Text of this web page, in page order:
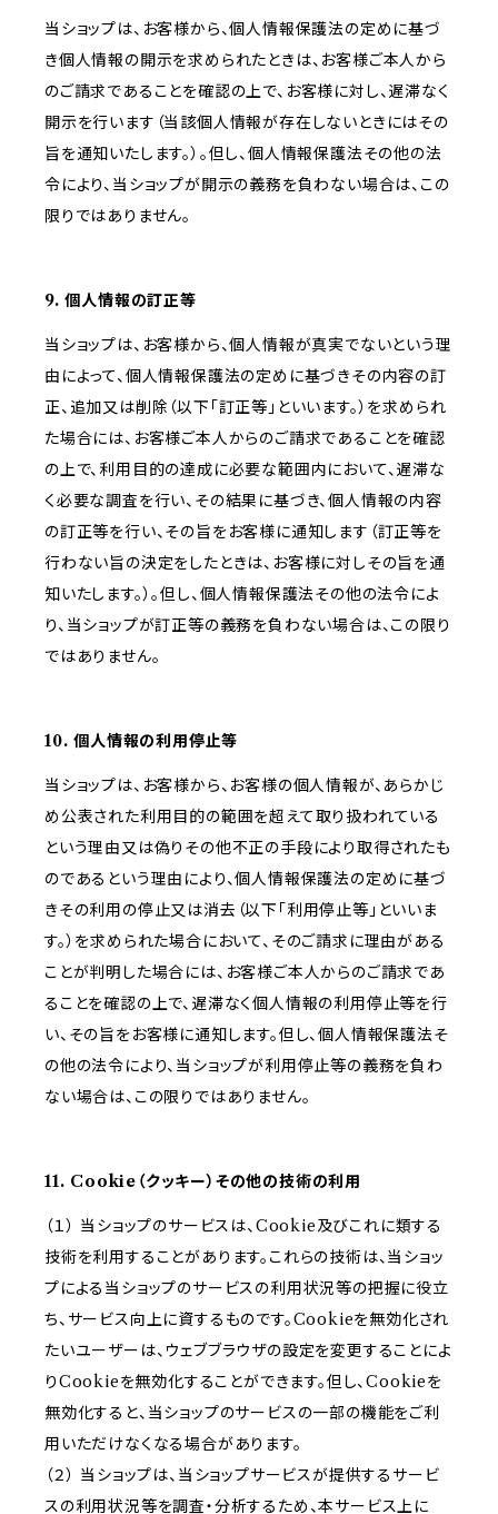
当ショップは、お客様から、個人情報保護法の定めに基づ
き個人情報の開示を求められたときは、お客様ご本人から
のご請求であることを確認の上で、お客様に対し、遅滞なく
開示を行います（当該個人情報が存在しないときにはその
旨を通知いたします。）。但し、個人情報保護法その他の法
令により、当ショップが開示の義務を負わない場合は、この
限りではありません。
9. 個人情報の訂正等
当ショップは、お客様から、個人情報が真実でないという理
由によって、個人情報保護法の定めに基づきその内容の訂
正、追加又は削除（以下「訂正等」といいます。）を求められ
た場合には、お客様ご本人からのご請求であることを確認
の上で、利用目的の達成に必要な範囲内において、遅滞な
く必要な調査を行い、その結果に基づき、個人情報の内容
の訂正等を行い、その旨をお客様に通知します（訂正等を
行わない旨の決定をしたときは、お客様に対しその旨を通
知いたします。）。但し、個人情報保護法その他の法令によ
り、当ショップが訂正等の義務を負わない場合は、この限り
ではありません。
10. 個人情報の利用停止等
当ショップは、お客様から、お客様の個人情報が、あらかじ
め公表された利用目的の範囲を超えて取り扱われている
という理由又は偽りその他不正の手段により取得されたも
のであるという理由により、個人情報保護法の定めに基づ
きその利用の停止又は消去（以下「利用停止等」といいま
す。）を求められた場合において、そのご請求に理由がある
ことが判明した場合には、お客様ご本人からのご請求であ
ることを確認の上で、遅滞なく個人情報の利用停止等を行
い、その旨をお客様に通知します。但し、個人情報保護法そ
の他の法令により、当ショップが利用停止等の義務を負わ
ない場合は、この限りではありません。
11. Cookie（クッキー）その他の技術の利用
（１） 当ショップのサービスは、Cookie及びこれに類する
技術を利用することがあります。これらの技術は、当ショッ
プによる当ショップのサービスの利用状況等の把握に役立
ち、サービス向上に資するものです。Cookieを無効化され
たいユーザーは、ウェブブラウザの設定を変更することによ
りCookieを無効化することができます。但し、Cookieを
無効化すると、当ショップのサービスの一部の機能をご利
用いただけなくなる場合があります。
（２） 当ショップは、当ショップサービスが提供するサービ
スの利用状況等を調査・分析するため、本サービス上に